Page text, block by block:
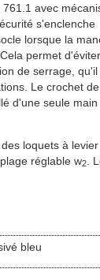
avec
s'enclenche
lorsque la
permet d'éviter
de serrage, qu'il
Le crochet de
d'une seule main
loquets à levier
réglable w2.
bleu